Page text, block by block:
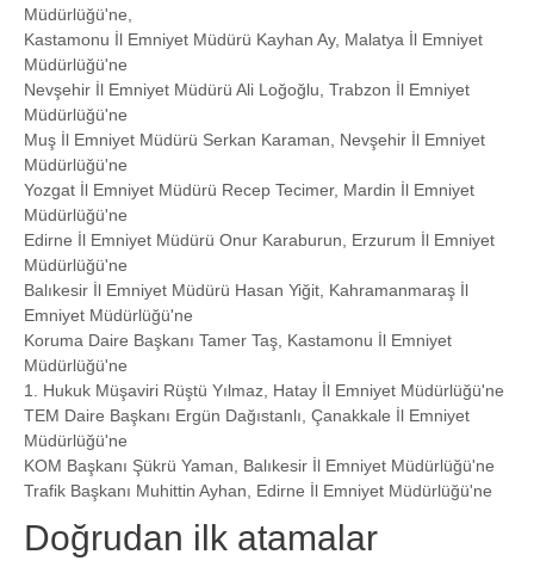
Müdürlüğü'ne,
Kastamonu İl Emniyet Müdürü Kayhan Ay, Malatya İl Emniyet
Müdürlüğü'ne
Nevşehir İl Emniyet Müdürü Ali Loğoğlu, Trabzon İl Emniyet
Müdürlüğü'ne
Muş İl Emniyet Müdürü Serkan Karaman, Nevşehir İl Emniyet
Müdürlüğü'ne
Yozgat İl Emniyet Müdürü Recep Tecimer, Mardin İl Emniyet
Müdürlüğü'ne
Edirne İl Emniyet Müdürü Onur Karaburun, Erzurum İl Emniyet
Müdürlüğü'ne
Balıkesir İl Emniyet Müdürü Hasan Yiğit, Kahramanmaraş İl
Emniyet Müdürlüğü'ne
Koruma Daire Başkanı Tamer Taş, Kastamonu İl Emniyet
Müdürlüğü'ne
1. Hukuk Müşaviri Rüştü Yılmaz, Hatay İl Emniyet Müdürlüğü'ne
TEM Daire Başkanı Ergün Dağıstanlı, Çanakkale İl Emniyet
Müdürlüğü'ne
KOM Başkanı Şükrü Yaman, Balıkesir İl Emniyet Müdürlüğü'ne
Trafik Başkanı Muhittin Ayhan, Edirne İl Emniyet Müdürlüğü'ne
Doğrudan ilk atamalar